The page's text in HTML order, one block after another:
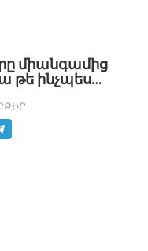
միանգամից
թե ինչպես…